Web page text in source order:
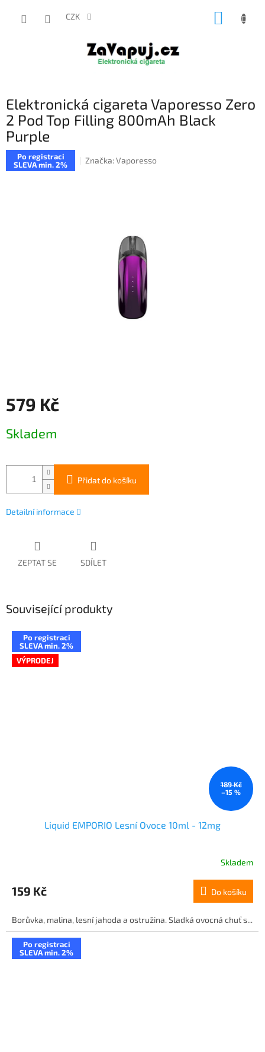
CZK
Elektronická cigareta Vaporesso Zero
2 Pod Top Filling 800mAh Black
Purple
Po registraci
SLEVA min. 2%
Značka:Vaporesso
579 Kč
cena:
Skladem
Přidat do košíku
Detailní informace
ZEPTAT SE SDÍLET
Související produkty
Po registraci
SLEVA min. 2%
VÝPRODEJ
189 Kč
–15 %
Liquid EMPORIO Lesní Ovoce 10ml - 12mg
Skladem
159 Kč Do košíku
Borůvka, malina, lesní jahoda a ostružina. Sladká ovocná chuť s...
Po registraci
SLEVA min. 2%